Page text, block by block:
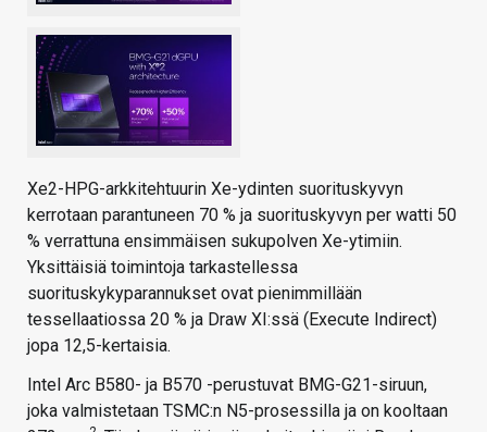
Xe2-HPG-arkkitehtuurin Xe-ydinten suorituskyvyn
kerrotaan parantuneen 70 % ja suorituskyvyn per watti 50
% verrattuna ensimmäisen sukupolven Xe-ytimiin.
Yksittäisiä toimintoja tarkastellessa
suorituskykyparannukset ovat pienimmillään
tessellaatiossa 20 % ja Draw XI:ssä (Execute Indirect)
jopa 12,5-kertaisia.
Intel Arc B580- ja B570 -perustuvat BMG-G21-siruun,
joka valmistetaan TSMC:n N5-prosessilla ja on kooltaan